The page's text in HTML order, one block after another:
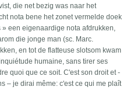
die net bezig was naar het
nota bene het zonet vermelde doek
» een eigenaardige nota afdrukken,
die jonge man (sc. Marc.
en tot de flatteuse slotsom kwam
humaine, sans tirer ses
quoi que ce soit. C'est son droit et -
– je dirai même: c'est ce qui me plaît